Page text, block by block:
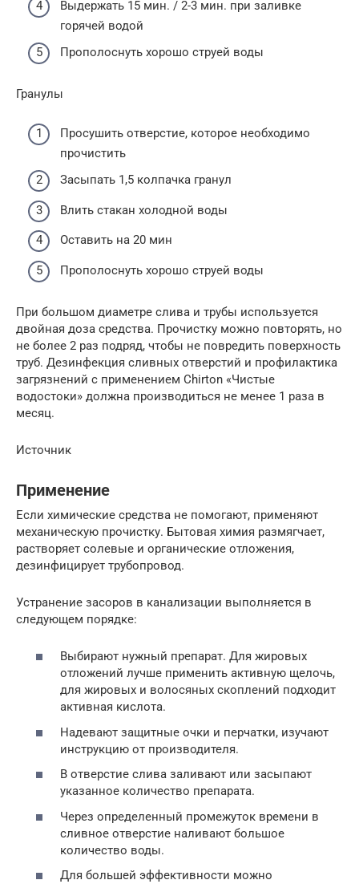
Выдержать 15 мин. / 2-3 мин. при заливке
горячей водой
Прополоснуть хорошо струей воды
Гранулы
Просушить отверстие, которое необходимо
прочистить
Засыпать 1,5 колпачка гранул
Влить стакан холодной воды
Оставить на 20 мин
Прополоснуть хорошо струей воды
При большом диаметре слива и трубы используется
двойная доза средства. Прочистку можно повторять, но
не более 2 раз подряд, чтобы не повредить поверхность
труб. Дезинфекция сливных отверстий и профилактика
загрязнений с применением Chirton «Чистые
водостоки» должна производиться не менее 1 раза в
месяц.
Источник
Применение
Если химические средства не помогают, применяют
механическую прочистку. Бытовая химия размягчает,
растворяет солевые и органические отложения,
дезинфицирует трубопровод.
Устранение засоров в канализации выполняется в
следующем порядке:
Выбирают нужный препарат. Для жировых
отложений лучше применить активную щелочь,
для жировых и волосяных скоплений подходит
активная кислота.
Надевают защитные очки и перчатки, изучают
инструкцию от производителя.
В отверстие слива заливают или засыпают
указанное количество препарата.
Через определенный промежуток времени в
сливное отверстие наливают большое
количество воды.
Для большей эффективности можно